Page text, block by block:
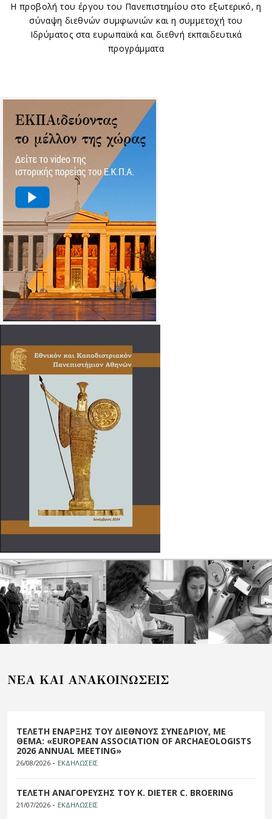
H προβολή του έργου του Πανεπιστημίου στο εξωτερικό, η
σύναψη διεθνών συμφωνιών και η συμμετοχή του
Ιδρύματος στα ευρωπαϊκά και διεθνή εκπαιδευτικά
προγράμματα
NEA KAI ANAKOIΝΩΣΕΙΣ
ΤΕΛΕΤΗ ΕΝΑΡΞΗΣ ΤΟΥ ΔΙΕΘΝΟΥΣ ΣΥΝΕΔΡΙΟΥ, ΜΕ
ΘΕΜΑ: «EUROPEAN ASSOCIATION OF ARCHAEOLOGISTS
2026 ANNUAL MEETING»
26/08/2026 - ΕΚΔΗΛΩΣΕΙΣ
ΤΕΛΕΤΗ ΑΝΑΓΟΡΕΥΣΗΣ ΤΟΥ Κ. DIETER C. BROERING
21/07/2026 - ΕΚΔΗΛΩΣΕΙΣ